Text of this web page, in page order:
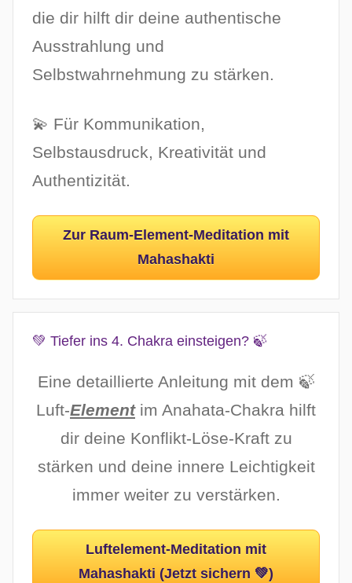
die dir hilft dir deine authentische
Ausstrahlung und
Selbstwahrnehmung zu stärken.
💫 Für Kommunikation,
Selbstausdruck, Kreativität und
Authentizität.
Zur Raum-Element-Meditation mit
Mahashakti
💚 Tiefer ins 4. Chakra einsteigen? 🍃
Eine detaillierte Anleitung mit dem 🍃
Luft-Elementim Anahata-Chakra hilft
dir deine Konflikt-Löse-Kraft zu
stärken und deine innere Leichtigkeit
immer weiter zu verstärken.
Luftelement-Meditation mit
Mahashakti (Jetzt sichern 💚)